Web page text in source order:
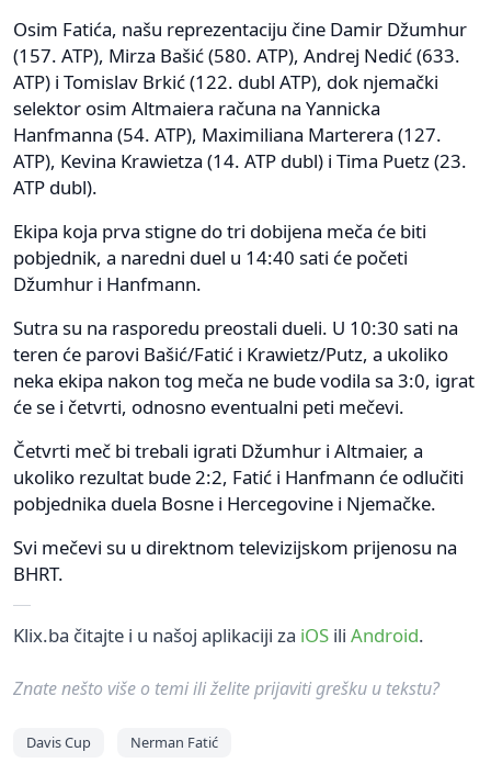
Osim Fatića, našu reprezentaciju čine Damir Džumhur
(157. ATP), Mirza Bašić (580. ATP), Andrej Nedić (633.
ATP) i Tomislav Brkić (122. dubl ATP), dok njemački
selektor osim Altmaiera računa na Yannicka
Hanfmanna (54. ATP), Maximiliana Marterera (127.
ATP), Kevina Krawietza (14. ATP dubl) i Tima Puetz (23.
ATP dubl).
Ekipa koja prva stigne do tri dobijena meča će biti
pobjednik, a naredni duel u 14:40 sati će početi
Džumhur i Hanfmann.
Sutra su na rasporedu preostali dueli. U 10:30 sati na
teren će parovi Bašić/Fatić i Krawietz/Putz, a ukoliko
neka ekipa nakon tog meča ne bude vodila sa 3:0, igrat
će se i četvrti, odnosno eventualni peti mečevi.
Četvrti meč bi trebali igrati Džumhur i Altmaier, a
ukoliko rezultat bude 2:2, Fatić i Hanfmann će odlučiti
pobjednika duela Bosne i Hercegovine i Njemačke.
Svi mečevi su u direktnom televizijskom prijenosu na
BHRT.
Klix.ba čitajte i u našoj aplikaciji za iOS ili Android.
Znate nešto više o temi ili želite prijaviti grešku u tekstu?
Davis Cup Nerman Fatić